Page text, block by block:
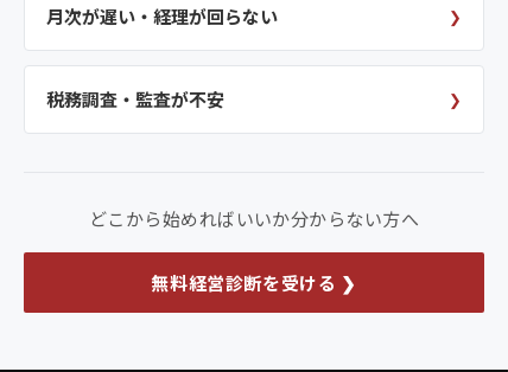
月次が遅い・経理が回らない ❯
税務調査・監査が不安 ❯
どこから始めればいいか分からない方へ
無料経営診断を受ける ❯